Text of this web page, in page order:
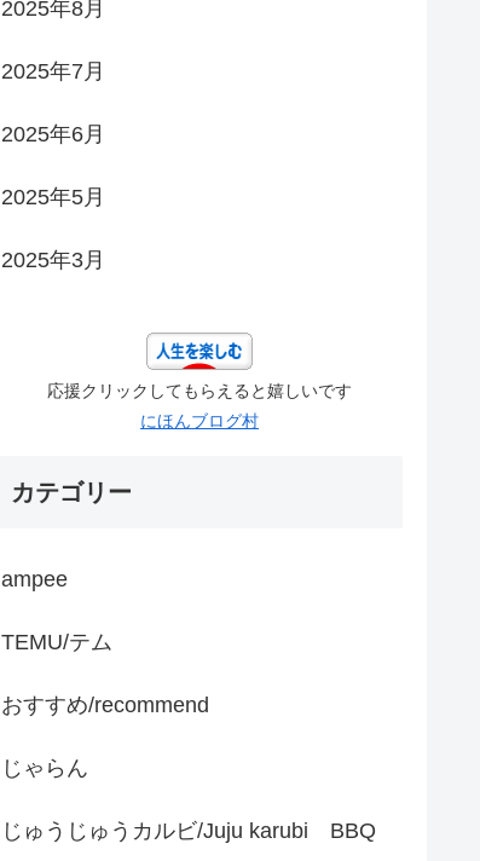
2025年8月
2025年7月
2025年6月
2025年5月
2025年3月
応援クリックしてもらえると嬉しいです
にほんブログ村
カテゴリー
ampee
TEMU/テム
おすすめ/recommend
じゃらん
じゅうじゅうカルビ/Juju karubi BBQ